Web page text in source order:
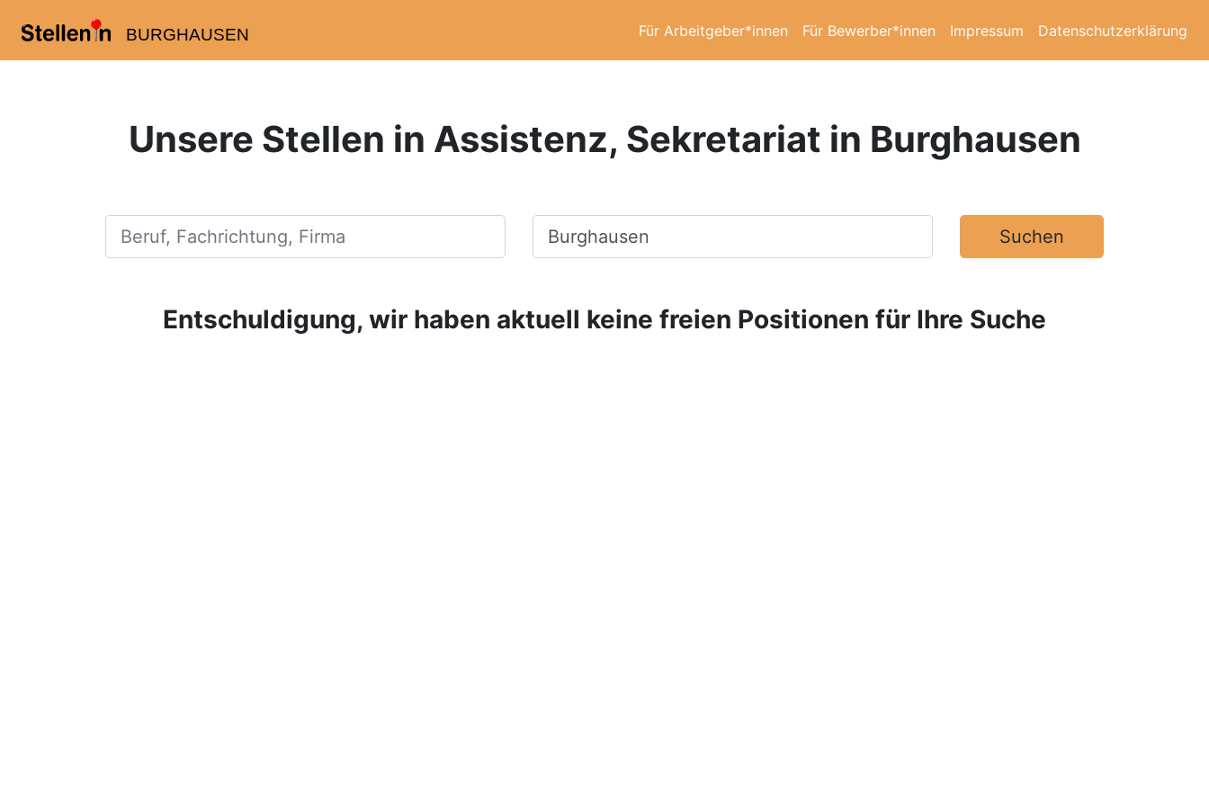
BURGHAUSEN Für Arbeitgeber*innen Für Bewerber*innen Impressum Datenschutzerklärung
Unsere Stellen in Assistenz, Sekretariat in Burghausen
Beruf, Fachrichtung, Firma Ort, Stadt Suchen
Entschuldigung, wir haben aktuell keine freien Positionen für Ihre Suche